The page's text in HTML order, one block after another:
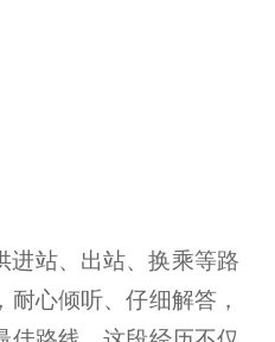
进站、出站、换乘等路
心倾听、仔细解答，